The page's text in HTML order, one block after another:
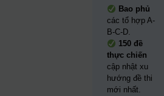
Bao phủ
các tổ hợp A-
B-C-D.
150 đề
thực chiến
cập nhật xu
hướng đề thi
mới nhất.